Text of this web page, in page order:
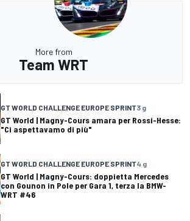
More from
Team WRT
GT WORLD CHALLENGE EUROPE SPRINT3 g
GT World | Magny-Cours amara per Rossi-Hesse:
"Ci aspettavamo di più"
GT WORLD CHALLENGE EUROPE SPRINT4 g
GT World | Magny-Cours: doppietta Mercedes
con Gounon in Pole per Gara 1, terza la BMW-
WRT #46